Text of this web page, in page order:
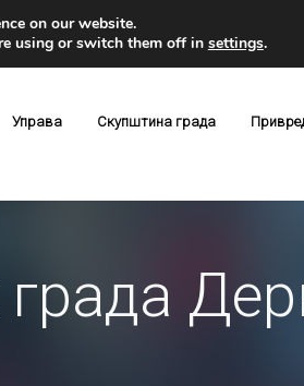
Управа Скупштина града
on our website.
using or switch them off in settings.